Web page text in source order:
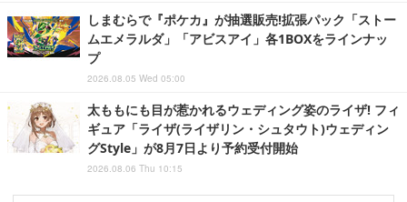
しまむらで『ポケカ』が抽選販売!拡張パック「ストー
ムエメラルダ」「アビスアイ」各1BOXをラインナッ
プ
2026.08.05 Wed 05:00
太ももにも目が惹かれるウェディング姿のライザ! フィ
ギュア「ライザ(ライザリン・シュタウト)ウェディン
グStyle」が8月7日より予約受付開始
2026.08.06 Thu 10:15